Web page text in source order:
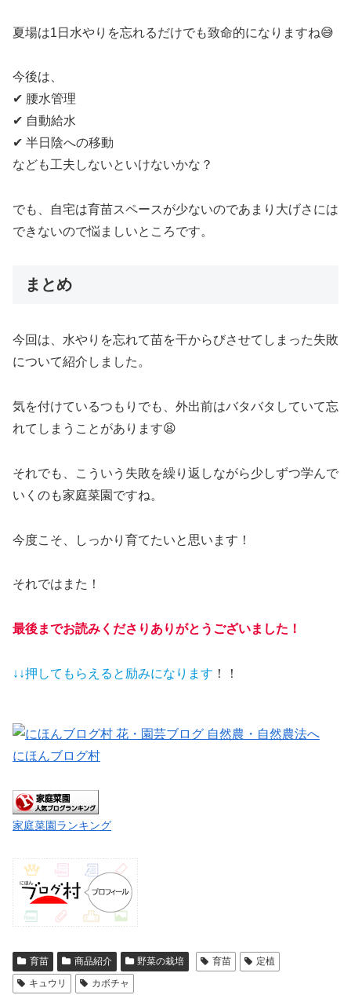
夏場は1日水やりを忘れるだけでも致命的になりますね😅
今後は、
✔ 腰水管理
✔ 自動給水
✔ 半日陰への移動
なども工夫しないといけないかな？
でも、自宅は育苗スペースが少ないのであまり大げさには
できないので悩ましいところです。
まとめ
今回は、水やりを忘れて苗を干からびさせてしまった失敗
について紹介しました。
気を付けているつもりでも、外出前はバタバタしていて忘
れてしまうことがあります😫
それでも、こういう失敗を繰り返しながら少しずつ学んで
いくのも家庭菜園ですね。
今度こそ、しっかり育てたいと思います！
それではまた！
最後までお読みくださりありがとうございました！
↓↓押してもらえると 励みになります ！！
にほんブログ村
家庭菜園ランキング
育苗 商品紹介 野菜の栽培 育苗
定植
キュウリ
カボチャ